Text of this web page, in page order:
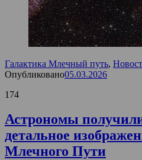
Галактика Млечный путь,
Опубликовано05.03.2026
174
Астрономы
детальное
Млечного Пути